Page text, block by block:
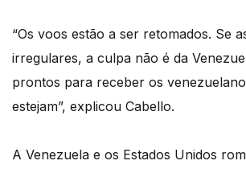
“Os voos estão a ser retomados. Se
irregulares, a culpa não é da
prontos para receber os
estejam”, explicou Cabello.
A Venezuela e os Estados Unidos